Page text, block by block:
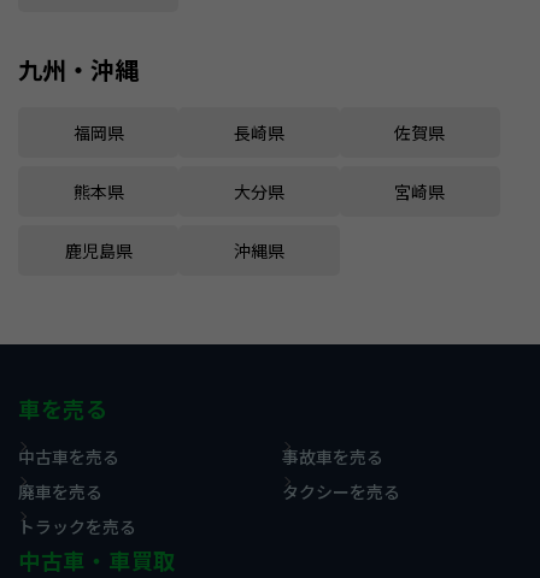
九州・沖縄
福岡県 長崎県 佐賀県
熊本県 大分県 宮崎県
鹿児島県 沖縄県
車を売る
中古車を売る
事故車を売る
廃車を売る
タクシーを売る
トラックを売る
中古車・車買取